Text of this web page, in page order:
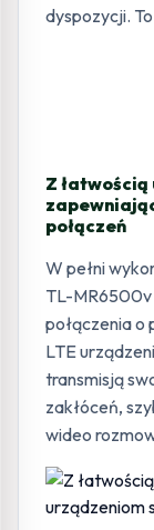
dyspozycji.
Z łatwością
połączeń
W pełni
TL-MR6500v
połączenia o
LTE
transmisją
zakłóceń,
wideo